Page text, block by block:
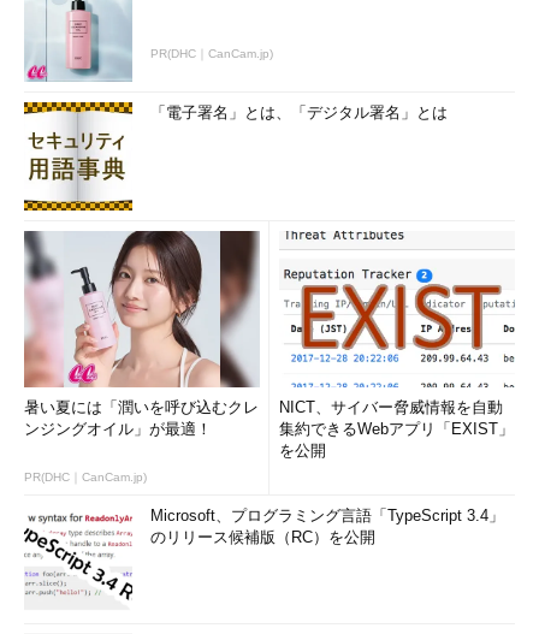
PR(DHC｜CanCam.jp)
「電子署名」とは、「デジタル署名」とは
暑い夏には「潤いを呼び込むクレ
ンジングオイル」が最適！
PR(DHC｜CanCam.jp)
NICT、サイバー脅威情報を自動
集約できるWebアプリ「EXIST」
を公開
Microsoft、プログラミング言語「TypeScript 3.4」
のリリース候補版（RC）を公開